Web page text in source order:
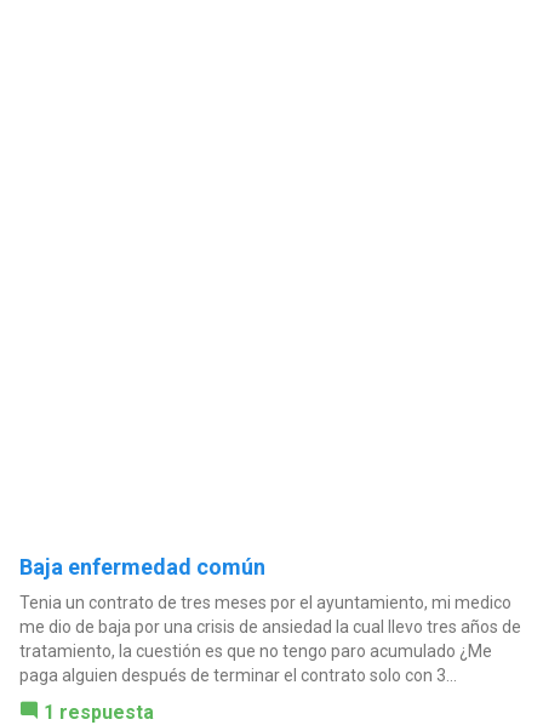
Baja enfermedad común
Tenia un contrato de tres meses por el ayuntamiento, mi medico
me dio de baja por una crisis de ansiedad la cual llevo tres años de
tratamiento, la cuestión es que no tengo paro acumulado ¿Me
paga alguien después de terminar el contrato solo con 3...
1 respuesta